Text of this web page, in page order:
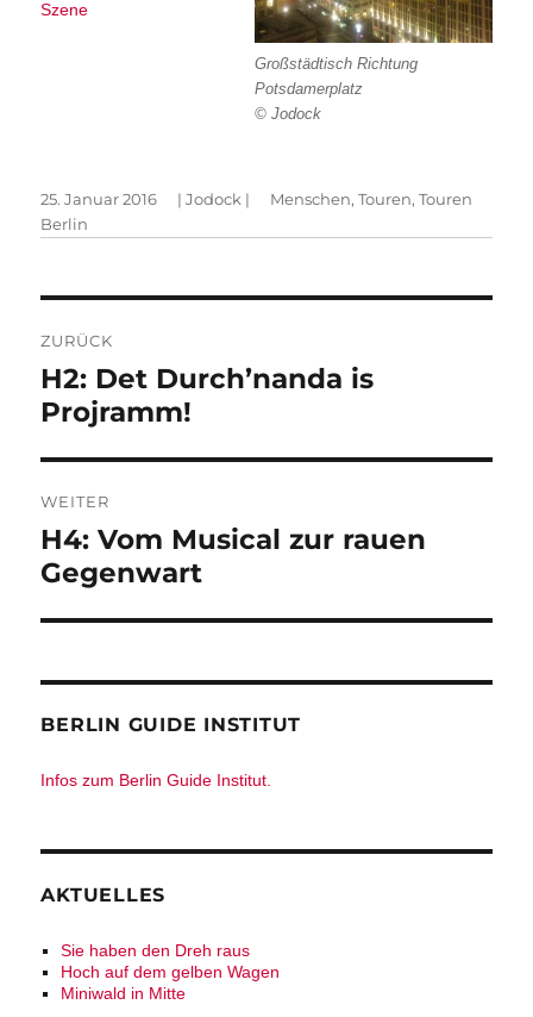
Großstädtisch Richtung
Potsdamerplatz
© Jodock
Szene
Veröffentlicht
am
25. Januar 2016 |Autor
Jodock | Kategorien
Menschen,Touren,Touren
Berlin
ZURÜCK
Vorheriger
Beitrag:
H2: Det Durch’nanda is
Projramm!
WEITER
Nächster
Beitrag:
H4: Vom Musical zur rauen
Gegenwart
BERLIN GUIDE INSTITUT
Infos zum Berlin Guide Institut.
AKTUELLES
Sie haben den Dreh raus
Hoch auf dem gelben Wagen
Miniwald in Mitte